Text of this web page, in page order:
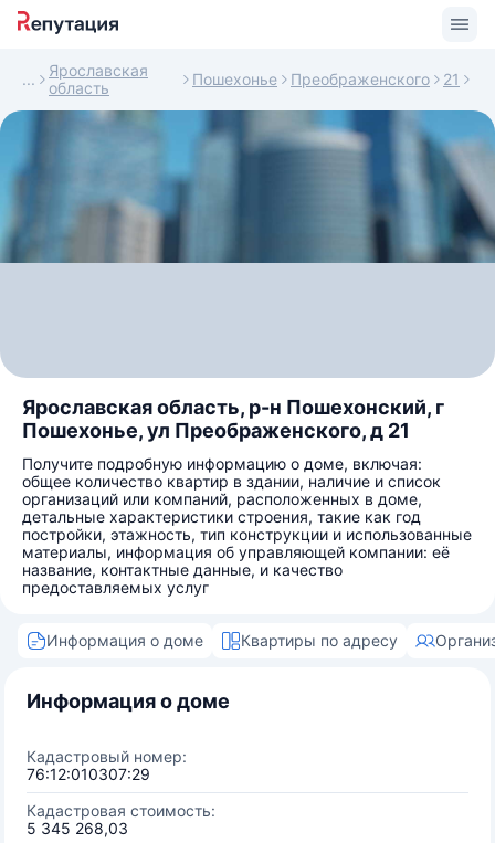
Ярославская
область
Пошехонье Преображенского 21
Ярославская область, р-н Пошехонский, г
Пошехонье, ул Преображенского, д 21
Получите подробную информацию о доме, включая:
общее количество квартир в здании, наличие и список
организаций или компаний, расположенных в доме,
детальные характеристики строения, такие как год
постройки, этажность, тип конструкции и использованные
материалы, информация об управляющей компании: её
название, контактные данные, и качество
предоставляемых услуг
Информация о доме Квартиры по адресу
Информация о доме
Кадастровый номер:
76:12:010307:29
Кадастровая стоимость:
5 345 268,03